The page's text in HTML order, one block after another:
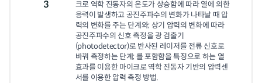
3
크로 역학 진동자의 온도가 상승함에 따라 열에 의한
응력이 발생하고 공진주파수의 변화가 나타날 때 압
력의 변화를 주는 단계와; 상기 압력의 변화에 따라
공진주파수의 신호 측정을 광 검출기
(photodetector)로 반사된 레이저를 전류 신호로
바꿔 측정하는 단계; 를 포함함을 특징으로 하는 열
효과를 이용한 마이크로 역학 진동자 기반의 압력센
서를 이용한 압력 측정 방법.